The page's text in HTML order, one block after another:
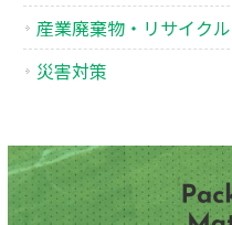
産業廃棄物・リサイクル
災害対策